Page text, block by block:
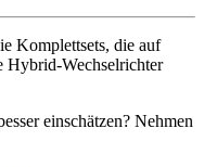
Komplettsets, die auf
Hybrid-Wechselrichter
einschätzen? Nehmen